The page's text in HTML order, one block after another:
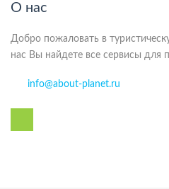
О нас
Добро пожаловать в
нас Вы найдете все сервисы для
info@about-planet.ru